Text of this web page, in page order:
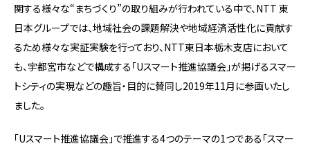
関する様々な“まちづくり”の取り組みが行われている中で、NTT 東
日本グループでは、地域社会の課題解決や地域経済活性化に貢献す
るため様々な実証実験を行っており、NTT東日本栃木支店において
も、宇都宮市などで構成する「Uスマート推進協議会」が掲げるスマー
トシティの実現などの趣旨・目的に賛同し2019年11月に参画いたし
ました。
「Uスマート推進協議会」で推進する4つのテーマの1つである「スマー